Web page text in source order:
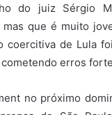
do juiz Sérgio
que é muito
coercitiva de Lula
erros
no próximo